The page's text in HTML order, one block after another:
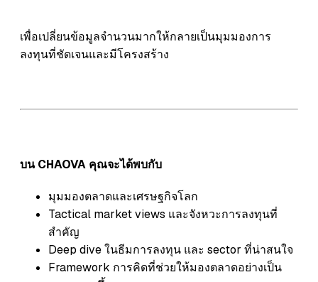
เพื่อเปลี่ยนข้อมูลจำนวนมากให้กลายเป็นมุมมองการ
ลงทุนที่ชัดเจนและมีโครงสร้าง
บน CHAOVA คุณจะได้พบกับ
มุมมองตลาดและเศรษฐกิจโลก
Tactical market views และจังหวะการลงทุนที่
สำคัญ
Deep dive ในธีมการลงทุน และ sector ที่น่าสนใจ
Framework การคิดที่ช่วยให้มองตลาดอย่างเป็น